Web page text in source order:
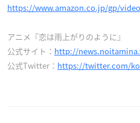
https://www.amazon.co.jp/gp/
アニメ『恋は雨上がりのように』
公式サイト： http://
公式Twitter： https://twitter.com/